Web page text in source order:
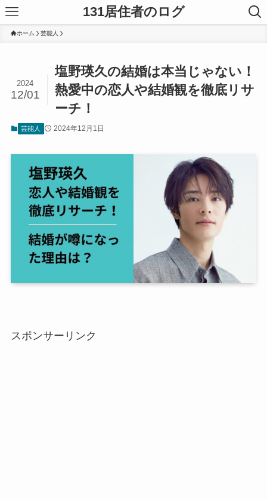
131居住者のログ
ホーム 芸能人
塩野瑛久の結婚は本当じゃない！
熱愛中の恋人や結婚観を徹底リサ
ーチ！
2024
12/01
芸能人 2024年12月1日
スポンサーリンク